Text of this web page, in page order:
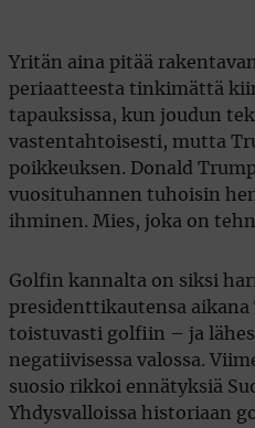
Yritän aina pitää
periaatteesta tinkimättä
tapauksissa, kun joudun
vastentahtoisesti, mutta
poikkeuksen. Donald
vuosituhannen tuhoisin
ihminen. Mies, joka on
Golfin kannalta on siksi
presidenttikautensa
toistuvasti golfiin – ja
negatiivisessa valossa.
suosio rikkoi ennätyksiä
Yhdysvalloissa historiaan